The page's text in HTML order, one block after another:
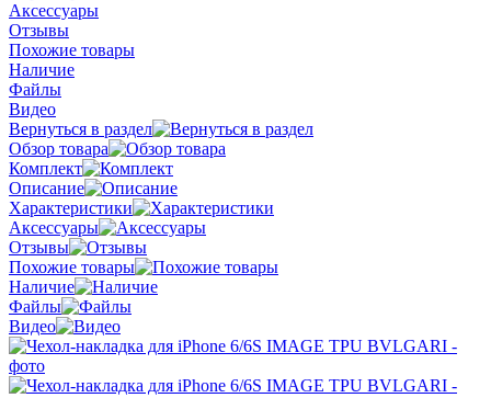
Аксессуары
Отзывы
Похожие товары
Наличие
Файлы
Видео
Вернуться в раздел
Обзор товара
Комплект
Описание
Характеристики
Аксессуары
Отзывы
Похожие товары
Наличие
Файлы
Видео